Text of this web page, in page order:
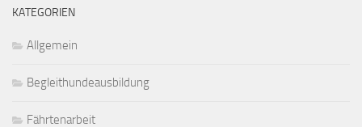
KATEGORIEN
Allgemein
Begleithundeausbildung
Fährtenarbeit